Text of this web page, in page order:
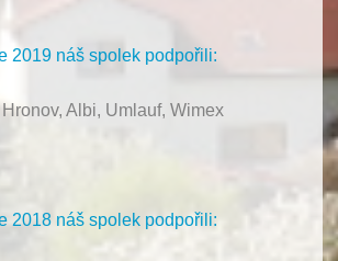
2019 náš spolek podpořili:
Hronov, Albi, Umlauf, Wimex
2018 náš spolek podpořili: